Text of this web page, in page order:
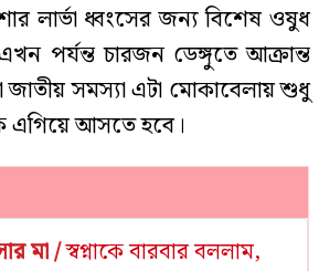
লার্ভা ধ্বংসের জন্য বিশেষ ওষুধ
পর্যন্ত চারজন ডেঙ্গুতে আক্রান্ত
জাতীয় সমস্যা এটা মোকাবেলায় শুধু
এগিয়ে আসতে হবে।
মা /স্বপ্নাকে বারবার বললাম,